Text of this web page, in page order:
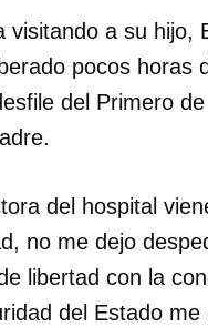
a su hijo,
pocos horas
del Primero
del hospital
no me dejo
libertad con la
del Estado